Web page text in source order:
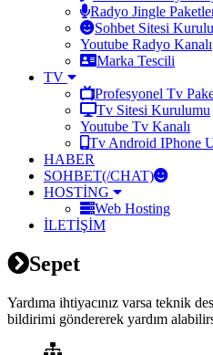
Radyo Jingle
Sohbet Sitesi
Youtube Radyo Kanalı
Marka Tescili
TV
Profesyonel Tv
Tv Sitesi Kurulumu
Youtube Tv Kanalı
Tv Android IPhone
HABER
SOHBET(/CHAT)
HOSTİNG
Web Hosting
İLETİŞİM
Sepet
Yardıma ihtiyacınız varsa teknik
bildirimi göndererek yardım